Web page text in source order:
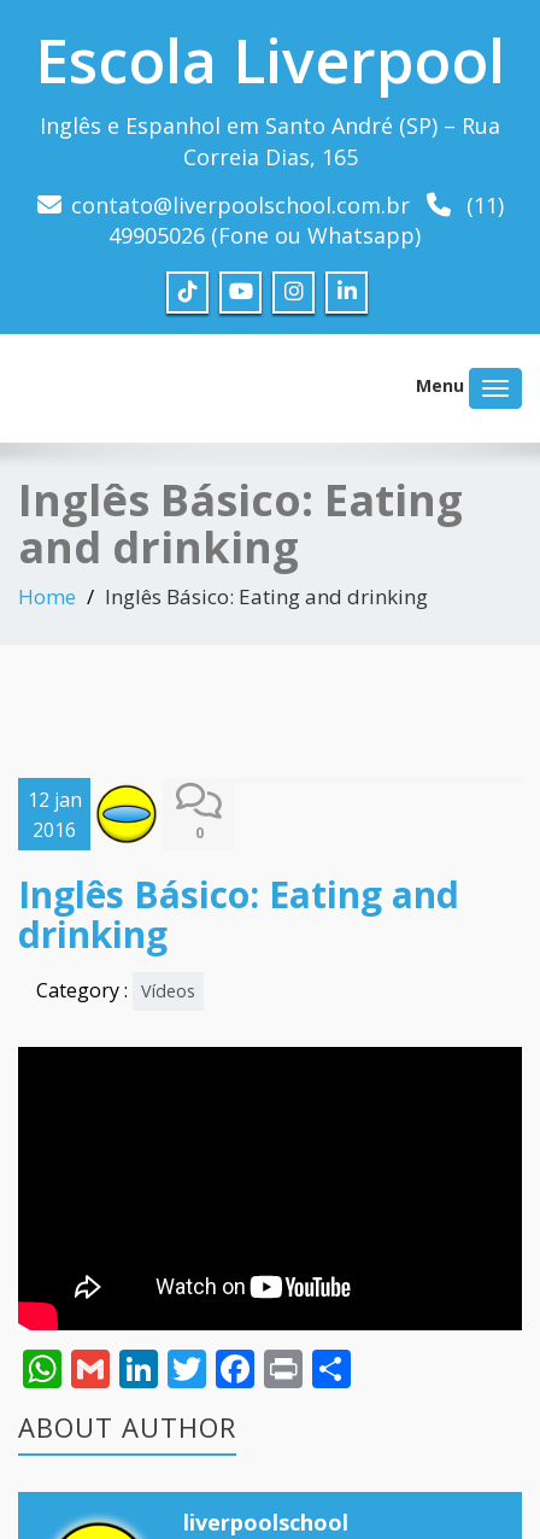
Escola Liverpool
Inglês e Espanhol em Santo André (SP) – Rua
Correia Dias, 165
contato@liverpoolschool.com.br
(11)
49905026 (Fone ou Whatsapp)
Menu
Inglês Básico: Eating
and drinking
Home Inglês Básico: Eating and drinking
12 jan
2016
0
Inglês Básico: Eating and
drinking
Category : Vídeos
WhatsApp
GmailLinkedIn
Twitter
Facebook
Print
ABOUT AUTHOR
liverpoolschool